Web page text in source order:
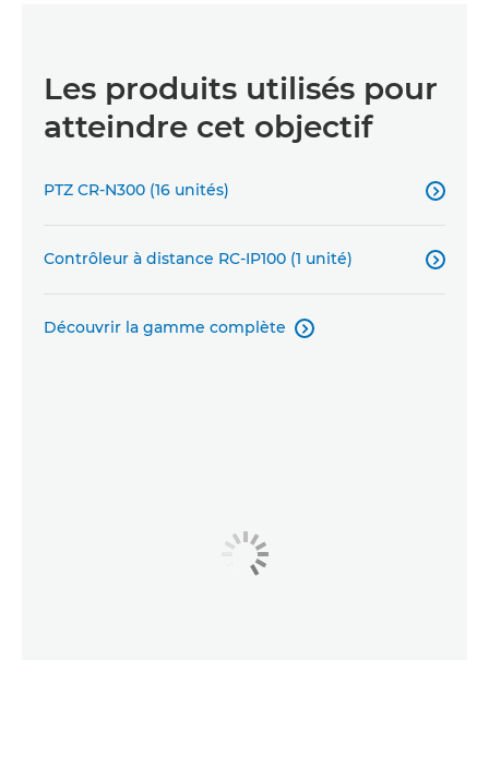
Les produits utilisés pour
atteindre cet objectif
PTZ CR-N300 (16 unités) 
Contrôleur à distance RC-IP100 (1 unité) 
Découvrir la gamme complète 